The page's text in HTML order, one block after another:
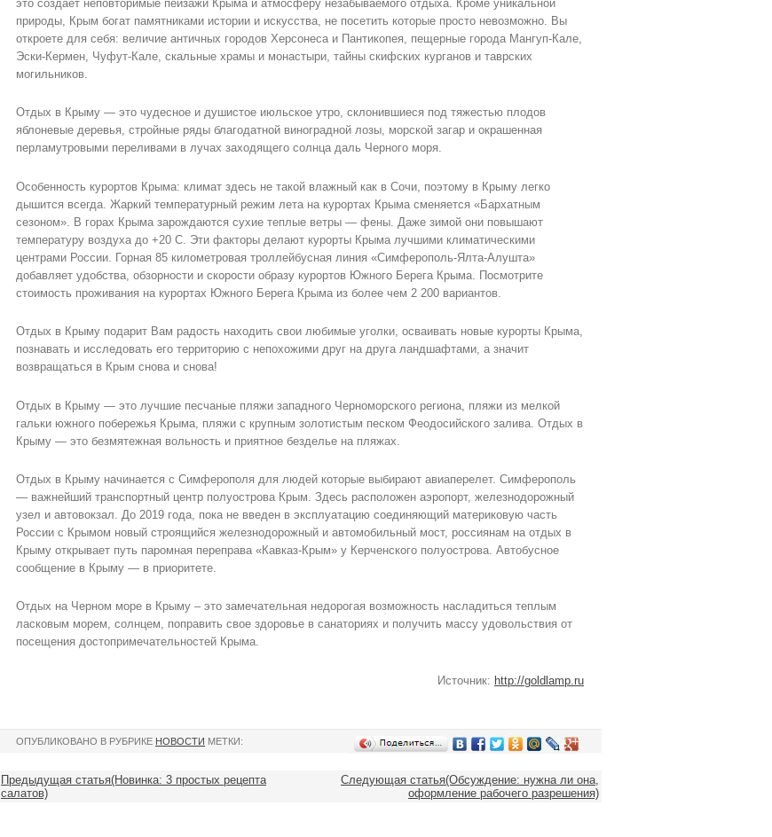
это создает неповторимые пейзажи Крыма и атмосферу незабываемого отдыха. Кроме уникальной
природы, Крым богат памятниками истории и искусства, не посетить которые просто невозможно. Вы
откроете для себя: величие античных городов Херсонеса и Пантикопея, пещерные города Мангуп-Кале,
Эски-Кермен, Чуфут-Кале, скальные храмы и монастыри, тайны скифских курганов и таврских
могильников.
Отдых в Крыму — это чудесное и душистое июльское утро, склонившиеся под тяжестью плодов
яблоневые деревья, стройные ряды благодатной виноградной лозы, морской загар и окрашенная
перламутровыми переливами в лучах заходящего солнца даль Черного моря.
Особенность курортов Крыма: климат здесь не такой влажный как в Сочи, поэтому в Крыму легко
дышится всегда. Жаркий температурный режим лета на курортах Крыма сменяется «Бархатным
сезоном». В горах Крыма зарождаются сухие теплые ветры — фены. Даже зимой они повышают
температуру воздуха до +20 С. Эти факторы делают курорты Крыма лучшими климатическими
центрами России. Горная 85 километровая троллейбусная линия «Симферополь-Ялта-Алушта»
добавляет удобства, обзорности и скорости образу курортов Южного Берега Крыма. Посмотрите
стоимость проживания на курортах Южного Берега Крыма из более чем 2 200 вариантов.
Отдых в Крыму подарит Вам радость находить свои любимые уголки, осваивать новые курорты Крыма,
познавать и исследовать его территорию с непохожими друг на друга ландшафтами, а значит
возвращаться в Крым снова и снова!
Отдых в Крыму — это лучшие песчаные пляжи западного Черноморского региона, пляжи из мелкой
гальки южного побережья Крыма, пляжи с крупным золотистым песком Феодосийского залива. Отдых в
Крыму — это безмятежная вольность и приятное безделье на пляжах.
Отдых в Крыму начинается с Симферополя для людей которые выбирают авиаперелет. Симферополь
— важнейший транспортный центр полуострова Крым. Здесь расположен аэропорт, железнодорожный
узел и автовокзал. До 2019 года, пока не введен в эксплуатацию соединяющий материковую часть
России с Крымом новый строящийся железнодорожный и автомобильный мост, россиянам на отдых в
Крыму открывает путь паромная переправа «Кавказ-Крым» у Керченского полуострова. Автобусное
сообщение в Крыму — в приоритете.
Отдых на Черном море в Крыму – это замечательная недорогая возможность насладиться теплым
ласковым морем, солнцем, поправить свое здоровье в санаториях и получить массу удовольствия от
посещения достопримечательностей Крыма.
Источник: http://goldlamp.ru
ОПУБЛИКОВАНО В РУБРИКЕ НОВОСТИ МЕТКИ:
Предыдущая статья(Новинка: 3 простых рецепта
салатов)
Следующая статья(Обсуждение: нужна ли она,
оформление рабочего разрешения)